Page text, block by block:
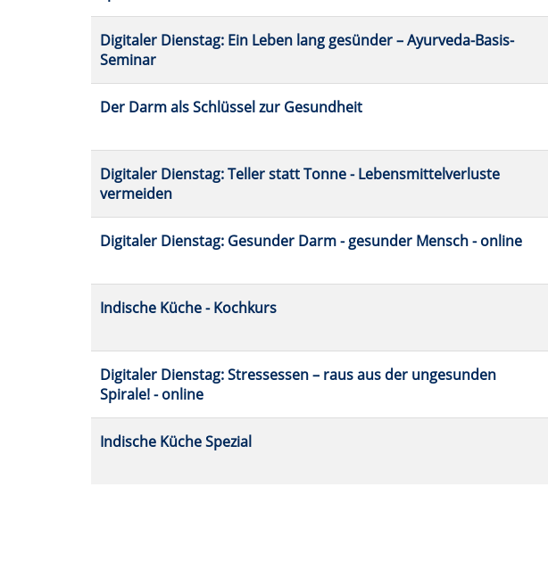
Digitaler Dienstag: Ein Leben lang gesünder – Ayurveda-Basis-
Seminar
Der Darm als Schlüssel zur Gesundheit
Digitaler Dienstag: Teller statt Tonne - Lebensmittelverluste
vermeiden
Digitaler Dienstag: Gesunder Darm - gesunder Mensch - online
Indische Küche - Kochkurs
Digitaler Dienstag: Stressessen – raus aus der ungesunden
Spirale! - online
Indische Küche Spezial